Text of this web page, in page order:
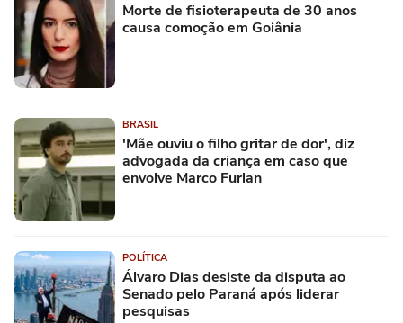
Morte de fisioterapeuta de 30 anos
causa comoção em Goiânia
BRASIL
'Mãe ouviu o filho gritar de dor', diz
advogada da criança em caso que
envolve Marco Furlan
POLÍTICA
Álvaro Dias desiste da disputa ao
Senado pelo Paraná após liderar
pesquisas